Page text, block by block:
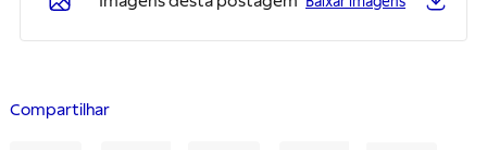
Compartilhar